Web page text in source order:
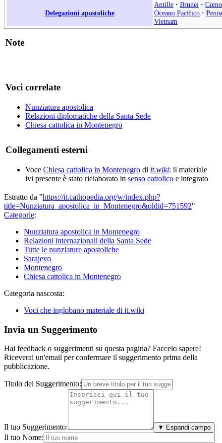
Delegazioni apostoliche
Antille · Brunei ·
Oceano Pacifico ·
Vietnam
Note
Voci correlate
Nunziatura apostolica
Relazioni diplomatiche della Santa Sede
Chiesa cattolica in Montenegro
Collegamenti esterni
Voce Chiesa cattolica in Montenegro di it.wiki: il materiale
ivi presente è stato rielaborato in senso cattolico e integrato
Estratto da "https://it.cathopedia.org/w/index.php?
title=Nunziatura_apostolica_in_Montenegro&oldid=751592"
Categorie:
Nunziatura apostolica in Montenegro
Relazioni internazionali della Santa Sede
Tutte le nunziature apostoliche
Sarajevo
Montenegro
Chiesa cattolica in Montenegro
Categoria nascosta:
Voci che inglobano materiale di it.wiki
Invia un Suggerimento
Hai feedback o suggerimenti su questa pagina? Faccelo sapere!
Riceverai un'email per confermare il suggerimento prima della
pubblicazione.
Titolo del Suggerimento:
Il tuo Suggerimento: ▼ Espandi campo
Il tuo Nome: